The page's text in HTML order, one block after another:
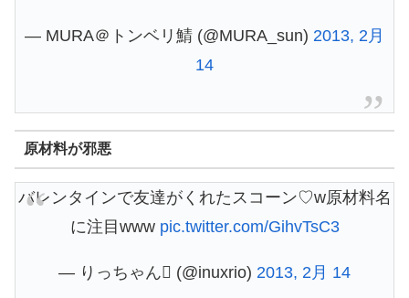
— MURA＠トンベリ鯖 (@MURA_sun) 2013, 2月
14
原材料が邪悪
バレンタインで友達がくれたスコーン♡w原材料名
に注目www pic.twitter.com/GihvTsC3
— りっちゃん (@inuxrio) 2013, 2月 14